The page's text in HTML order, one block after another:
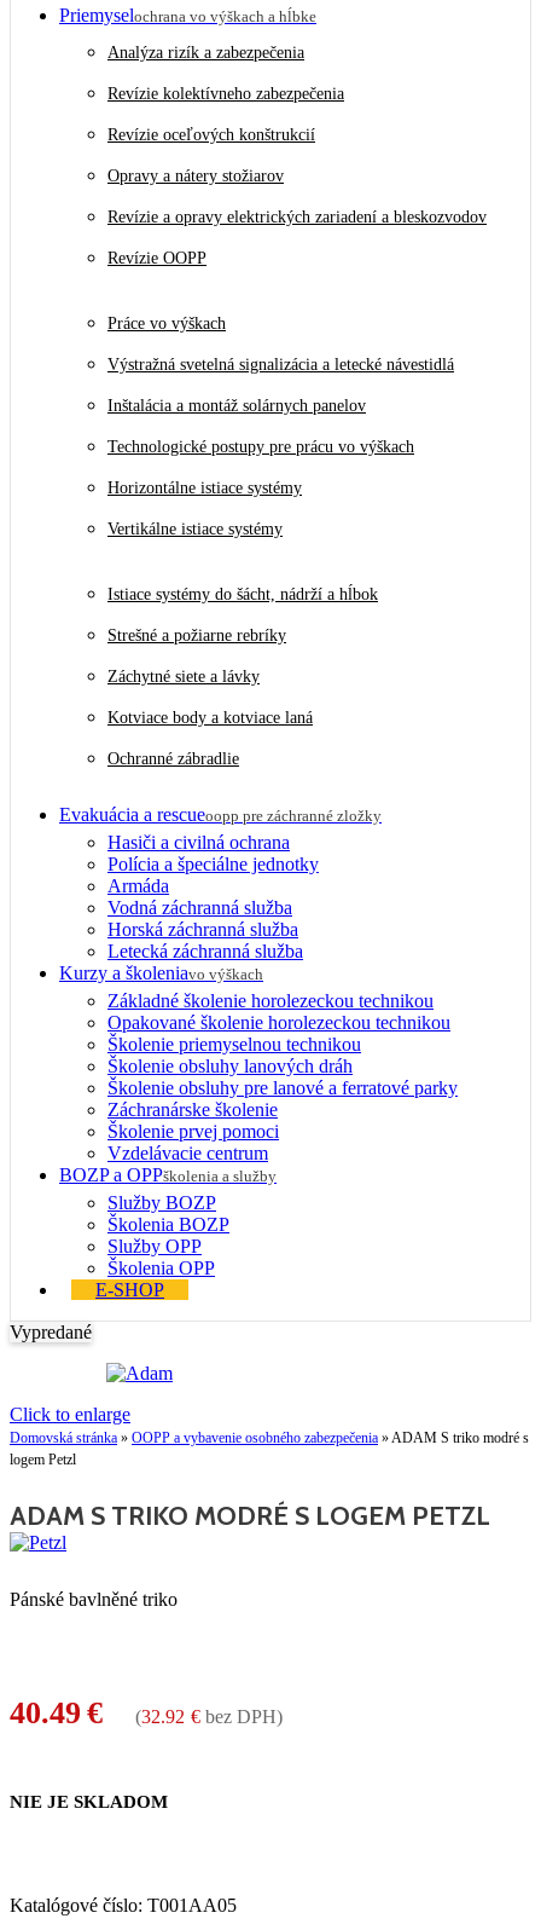
Priemyselochrana vo výškach a hĺbke
Analýza rizík a zabezpečenia
Revízie kolektívneho zabezpečenia
Revízie oceľových konštrukcií
Opravy a nátery stožiarov
Revízie a opravy elektrických zariadení a bleskozvodov
Revízie OOPP
Práce vo výškach
Výstražná svetelná signalizácia a letecké návestidlá
Inštalácia a montáž solárnych panelov
Technologické postupy pre prácu vo výškach
Horizontálne istiace systémy
Vertikálne istiace systémy
Istiace systémy do šácht, nádrží a hĺbok
Strešné a požiarne rebríky
Záchytné siete a lávky
Kotviace body a kotviace laná
Ochranné zábradlie
Evakuácia a rescueoopp pre záchranné zložky
Hasiči a civilná ochrana
Polícia a špeciálne jednotky
Armáda
Vodná záchranná služba
Horská záchranná služba
Letecká záchranná služba
Kurzy a školeniavo výškach
Základné školenie horolezeckou technikou
Opakované školenie horolezeckou technikou
Školenie priemyselnou technikou
Školenie obsluhy lanových dráh
Školenie obsluhy pre lanové a ferratové parky
Záchranárske školenie
Školenie prvej pomoci
Vzdelávacie centrum
BOZP a OPPškolenia a služby
Služby BOZP
Školenia BOZP
Služby OPP
Školenia OPP
E-SHOP
Vypredané
Click to enlarge
Domovská stránka » OOPP a vybavenie osobného zabezpečenia »ADAM S triko modré s
logem Petzl
ADAM S TRIKO MODRÉ S LOGEM PETZL
Pánské bavlněné triko
40.49 € (32.92 € bez DPH)
NIE JE SKLADOM
Katalógové číslo: T001AA05